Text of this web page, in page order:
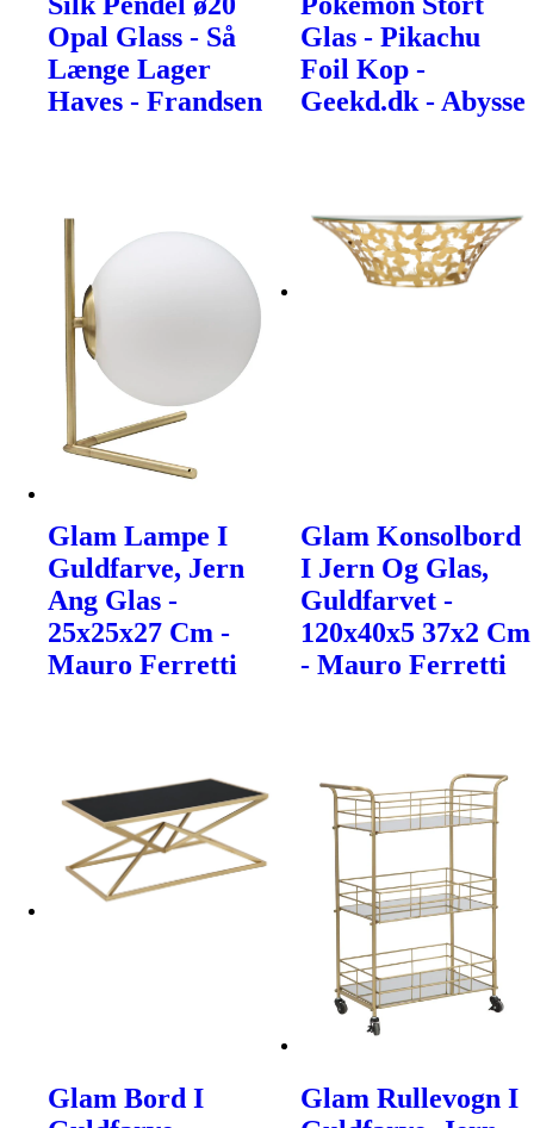
Opal Glass - Så
Længe Lager
Haves - Frandsen
Glas - Pikachu
Foil Kop -
Geekd.dk - Abysse
Glam Lampe I
Guldfarve, Jern
Ang Glas -
25x25x27 Cm -
Mauro Ferretti
Glam Konsolbord
I Jern Og Glas,
Guldfarvet -
120x40x5 37x2 Cm
- Mauro Ferretti
Glam Bord I
Glam Rullevogn I